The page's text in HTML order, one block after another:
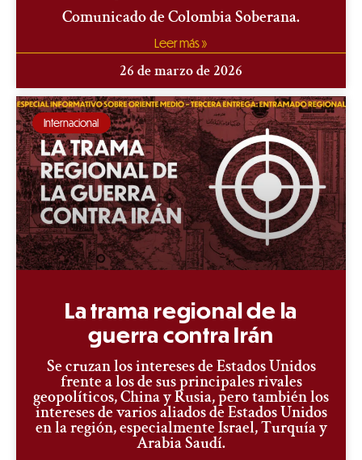
Comunicado de Colombia Soberana.
Leer más »
26 de marzo de 2026
Internacional
La trama regional de la
guerra contra Irán
Se cruzan los intereses de Estados Unidos
frente a los de sus principales rivales
geopolíticos, China y Rusia, pero también los
intereses de varios aliados de Estados Unidos
en la región, especialmente Israel, Turquía y
Arabia Saudí.